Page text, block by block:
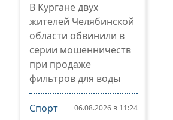
В Кургане двух
жителей Челябинской
области обвинили в
серии мошенничеств
при продаже
фильтров для воды
Спорт 06.08.2026 в 11:24